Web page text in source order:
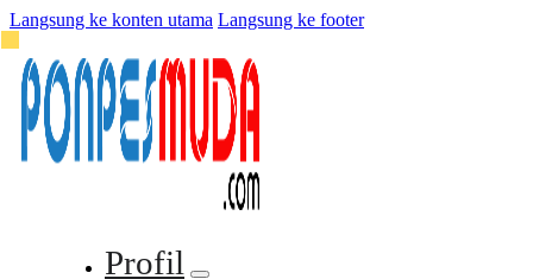
Langsung ke konten utama Langsung ke footer
Profil